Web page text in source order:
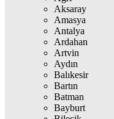
Aksaray
Amasya
Antalya
Ardahan
Artvin
Aydın
Balıkesir
Bartın
Batman
Bayburt